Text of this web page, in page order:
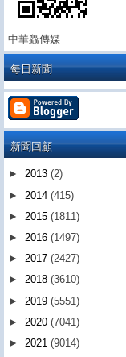
中華鱻傳媒
每日新聞
新聞回顧
► 2013 (2)
► 2014 (415)
► 2015 (1811)
► 2016 (1497)
► 2017 (2427)
► 2018 (3610)
► 2019 (5551)
► 2020 (7041)
► 2021 (9014)